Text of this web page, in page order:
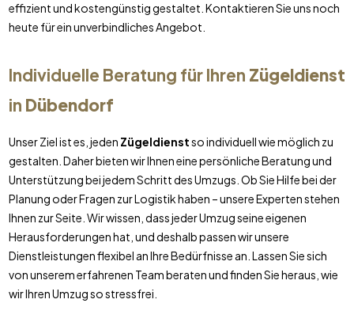
effizient und kostengünstig gestaltet. Kontaktieren Sie uns noch
heute für ein unverbindliches Angebot.
Individuelle Beratung für Ihren Zügeldienst
in Dübendorf
Unser Ziel ist es, jeden Zügeldienstso individuell wie möglich zu
gestalten. Daher bieten wir Ihnen eine persönliche Beratung und
Unterstützung bei jedem Schritt des Umzugs. Ob Sie Hilfe bei der
Planung oder Fragen zur Logistik haben – unsere Experten stehen
Ihnen zur Seite. Wir wissen, dass jeder Umzug seine eigenen
Herausforderungen hat, und deshalb passen wir unsere
Dienstleistungen flexibel an Ihre Bedürfnisse an. Lassen Sie sich
von unserem erfahrenen Team beraten und finden Sie heraus, wie
wir Ihren Umzug so stressfrei.